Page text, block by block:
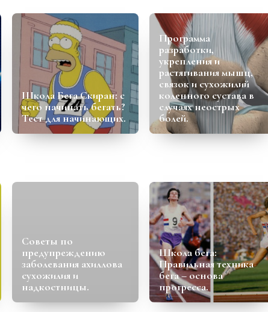
Школа Бега Скиран: с
чего начинать бегать?
Тест для начинающих.
Программа
разработки,
укрепления и
растягивания мышц,
связок и сухожилий
коленного сустава в
случаях неострых
болей.
Советы по
предупреждению
заболевания ахиллова
сухожилия и
надкостницы.
Школа бега:
Правильная техника
бега – основа
прогресса.